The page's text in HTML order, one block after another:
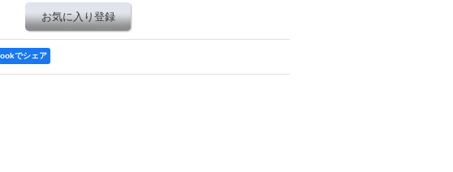
お気に入り登録
でシェア